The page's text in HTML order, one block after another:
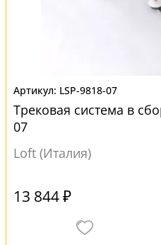
LSP-9818-07
Трековая система в
07
Loft (Италия)
13 844 ₽